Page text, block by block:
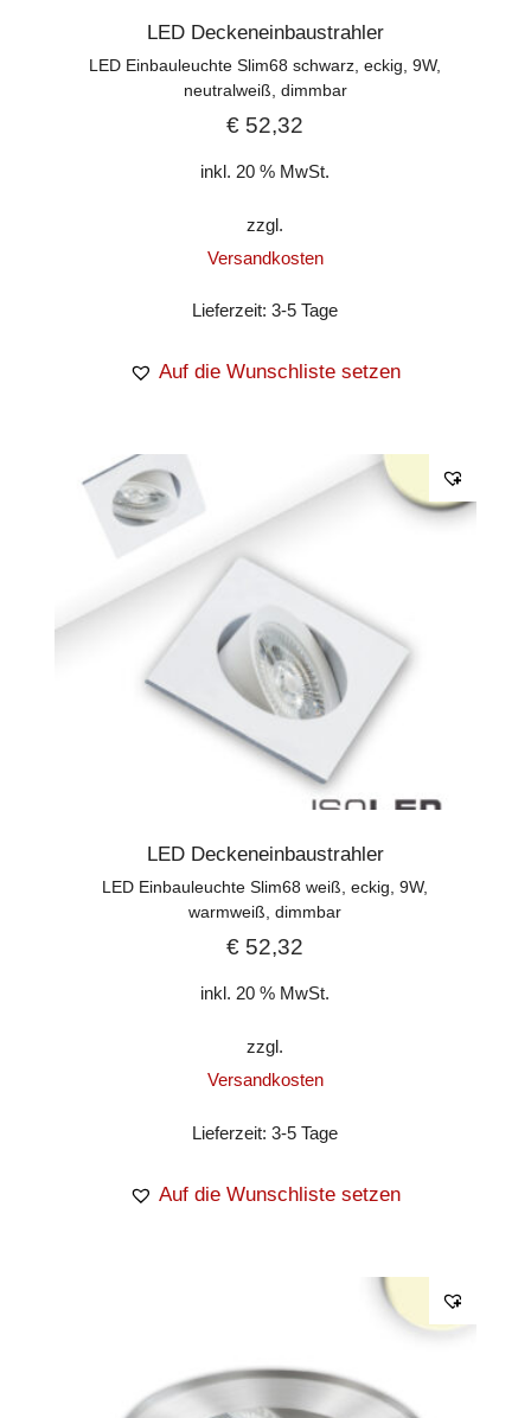
LED Deckeneinbaustrahler
LED Einbauleuchte Slim68 schwarz, eckig, 9W,
neutralweiß, dimmbar
€ 52,32
inkl. 20 % MwSt.
zzgl.
Versandkosten
Lieferzeit:3-5 Tage
Auf die Wunschliste setzen
LED Deckeneinbaustrahler
LED Einbauleuchte Slim68 weiß, eckig, 9W,
warmweiß, dimmbar
€ 52,32
inkl. 20 % MwSt.
zzgl.
Versandkosten
Lieferzeit:3-5 Tage
Auf die Wunschliste setzen